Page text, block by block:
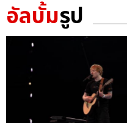
อัลบั้มรูป